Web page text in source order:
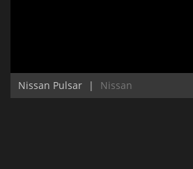
Nissan Pulsar | Nissan